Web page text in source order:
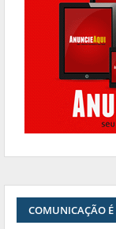
COMUNICAÇÃO É